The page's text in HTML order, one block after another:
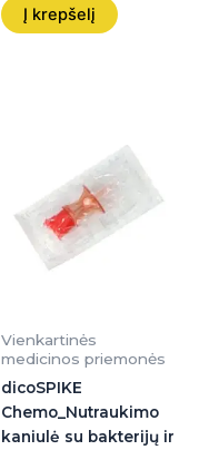
Į krepšelį
Vienkartinės
medicinos priemonės
dicoSPIKE
Chemo_Nutraukimo
kaniulė su bakterijų ir